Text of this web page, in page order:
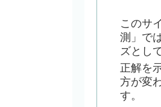
このサ
測」で
ズとし
正解を
方が変
す。